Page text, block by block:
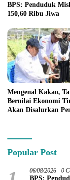
BPS: Penduduk
150,60 Ribu Jiwa
Mengenal Kakao,
Bernilai Ekonomi
Akan Disalurkan
Popular Post
06/08/2026 0
BPS: